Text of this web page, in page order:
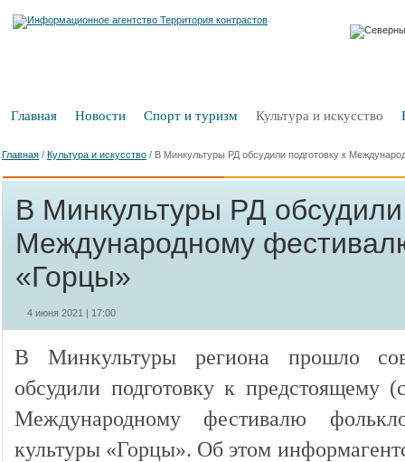
Главная Новости Спорт и туризм Культура и искусство
Главная / Культура и искусство / В Минкультуры РД обсудили подготовку к
В Минкультуры РД обсудили
Международному
«Горцы»
4 июня 2021 | 17:00
В Минкультуры региона прошло
обсудили подготовку к
Международному фестивалю
культуры «Горцы». Об этом